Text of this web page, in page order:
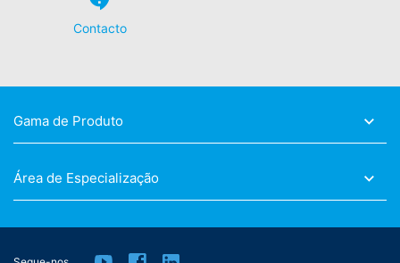
Contacto
Gama de Produto
Área de Especialização